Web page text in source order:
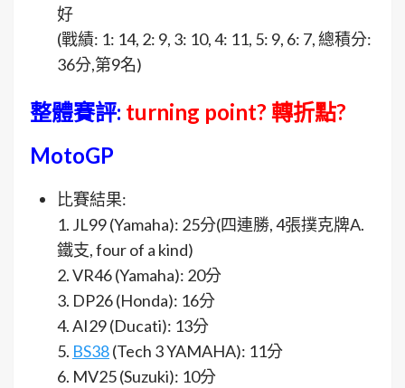
好
(戰績: 1: 14, 2: 9, 3: 10, 4: 11, 5: 9, 6: 7, 總積分:
36分,第9名)
整體賽評: turning point? 轉折點?
MotoGP
比賽結果:
1. JL99 (Yamaha): 25分(四連勝, 4張撲克牌A.
鐵支, four of a kind)
2. VR46 (Yamaha): 20分
3. DP26 (Honda): 16分
4. AI29 (Ducati): 13分
5. BS38(Tech 3 YAMAHA): 11分
6. MV25 (Suzuki): 10分